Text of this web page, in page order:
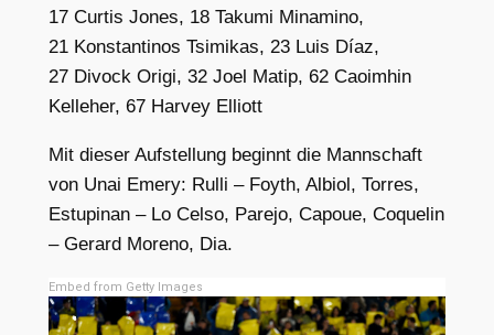
17 Curtis Jones, 18 Takumi Minamino,
21 Konstantinos Tsimikas, 23 Luis Díaz,
27 Divock Origi, 32 Joel Matip, 62 Caoimhin
Kelleher, 67 Harvey Elliott
Mit dieser Aufstellung beginnt die Mannschaft
von Unai Emery: Rulli – Foyth, Albiol, Torres,
Estupinan – Lo Celso, Parejo, Capoue, Coquelin
– Gerard Moreno, Dia.
Embed from Getty Images